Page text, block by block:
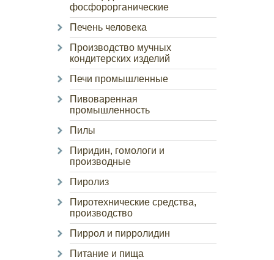
фосфорорганические
Печень человека
Производство мучных
кондитерских изделий
Печи промышленные
Пивоваренная
промышленность
Пилы
Пиридин, гомологи и
производные
Пиролиз
Пиротехнические средства,
производство
Пиррол и пирролидин
Питание и пища